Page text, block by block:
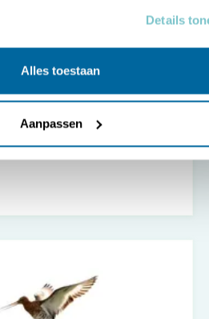
Details
Alles toestaan
Aanpassen
bundelt krachten met